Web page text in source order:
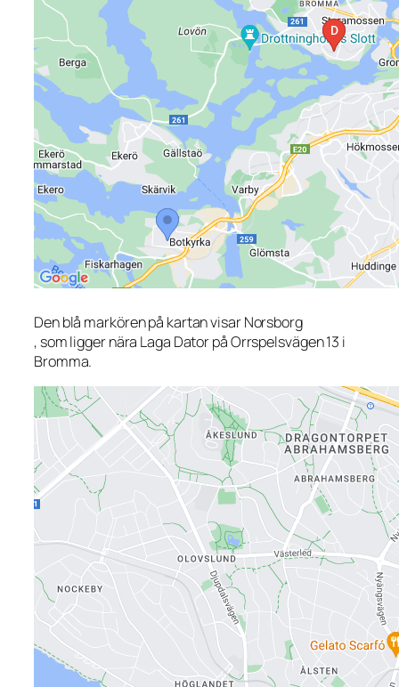
Den blå markören på kartan visar Norsborg
, som ligger nära Laga Dator på Orrspelsvägen 13 i
Bromma.